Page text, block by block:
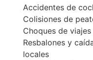
Accidentes de
Colisiones de
Choques de
Resbalones y
locales